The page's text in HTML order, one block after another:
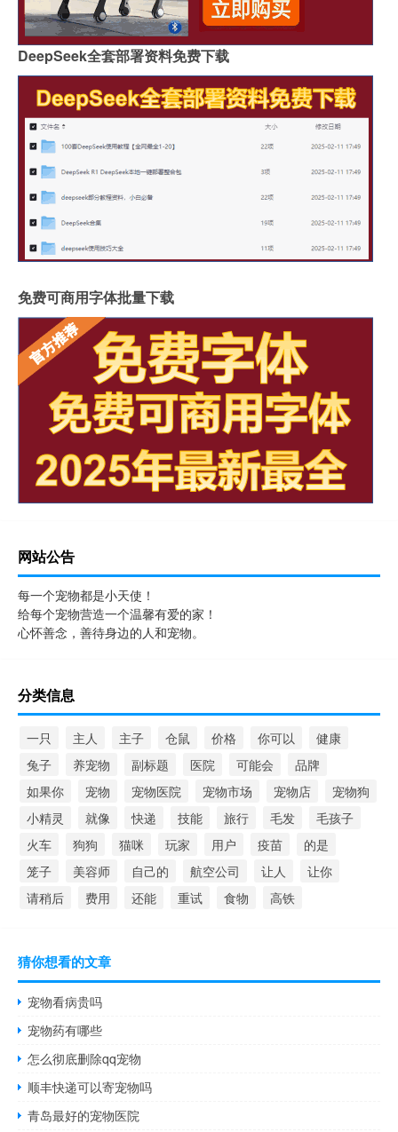
DeepSeek全套部署资料免费下载
免费可商用字体批量下载
网站公告
每一个宠物都是小天使！
给每个宠物营造一个温馨有爱的家！
心怀善念，善待身边的人和宠物。
分类信息
一只 主人 主子 仓鼠 价格 你可以
健康
兔子
养宠物 副标题 医院 可能会
品牌
如果你
宠物 宠物医院 宠物市场 宠物店
宠物狗
小精灵
就像 快递 技能 旅行 毛发
毛孩子
火车
狗狗 猫咪 玩家 用户 疫苗
的是
笼子
美容师 自己的 航空公司 让人
让你
请稍后
费用 还能 重试 食物 高铁
猜你想看的文章
宠物看病贵吗
宠物药有哪些
怎么彻底删除qq宠物
顺丰快递可以寄宠物吗
青岛最好的宠物医院